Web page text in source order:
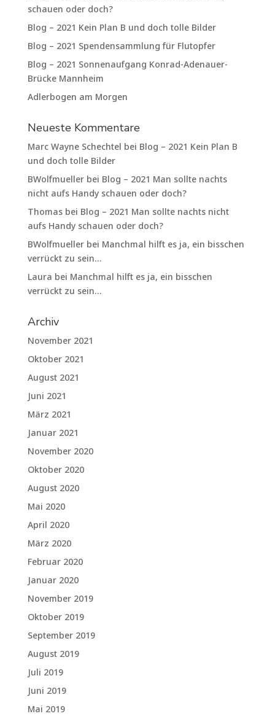
schauen oder doch?
Blog – 2021 Kein Plan B und doch tolle Bilder
Blog – 2021 Spendensammlung für Flutopfer
Blog – 2021 Sonnenaufgang Konrad-Adenauer-
Brücke Mannheim
Adlerbogen am Morgen
Neueste Kommentare
Marc Wayne Schechtel bei Blog – 2021 Kein Plan B
und doch tolle Bilder
BWolfmuellerbei Blog – 2021 Man sollte nachts
nicht aufs Handy schauen oder doch?
Thomasbei Blog – 2021 Man sollte nachts nicht
aufs Handy schauen oder doch?
BWolfmuellerbei Manchmal hilft es ja, ein bisschen
verrückt zu sein…
Laura bei Manchmal hilft es ja, ein bisschen
verrückt zu sein…
Archiv
November 2021
Oktober 2021
August 2021
Juni 2021
März 2021
Januar 2021
November 2020
Oktober 2020
August 2020
Mai 2020
April 2020
März 2020
Februar 2020
Januar 2020
November 2019
Oktober 2019
September 2019
August 2019
Juli 2019
Juni 2019
Mai 2019